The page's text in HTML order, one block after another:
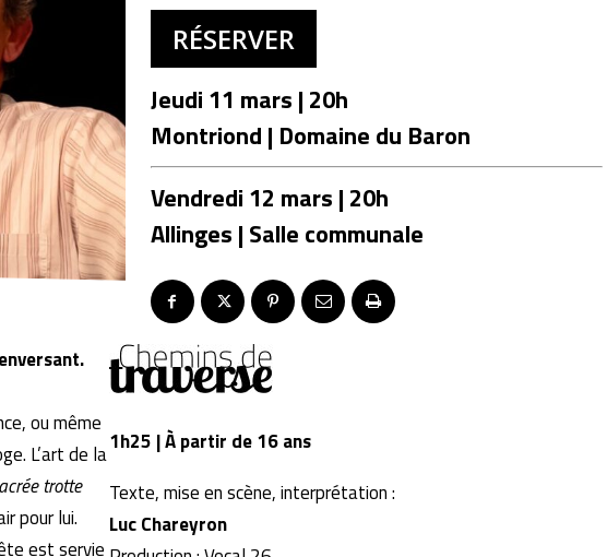
RÉSERVER
Jeudi 11 mars | 20h
Montriond | Domaine du Baron
Vendredi 12 mars | 20h
Allinges | Salle communale
ou même
L’art de la
trotte
pour lui.
est servie
1h25 | À partir de 16 ans
Texte, mise en scène, interprétation :
Luc Chareyron